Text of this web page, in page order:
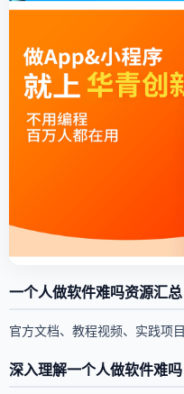
一个人做软件难吗资源汇总
官方文档、教程视频、实践项
深入理解一个人做软件难吗